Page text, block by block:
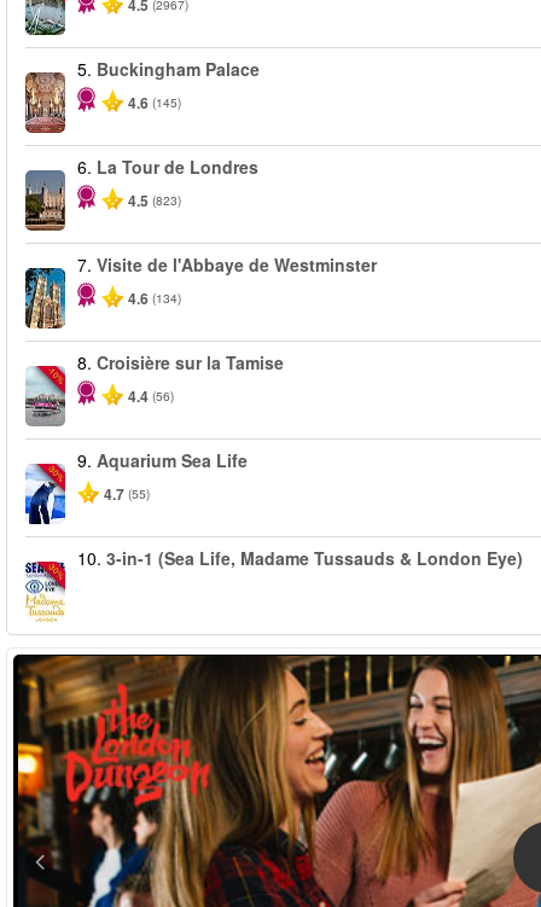
4.5 (2967)
5. Buckingham Palace
4.6 (145)
6. La Tour de Londres
4.5 (823)
7. Visite de l'Abbaye de Westminster
4.6 (134)
-10%
8. Croisière sur la Tamise
4.4 (56)
-30%
9. Aquarium Sea Life
4.7 (55)
-30%
10. 3-in-1 (Sea Life, Madame Tussauds & London Eye)